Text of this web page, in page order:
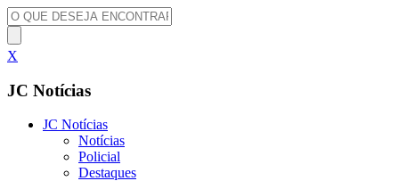
X
JC Notícias
JC Notícias
Notícias
Policial
Destaques